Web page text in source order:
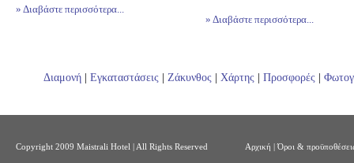
» Διαβάστε περισσότερα...
» Διαβάστε περισσότερα...
Διαμονή| Εγκαταστάσεις Ζάκυνθος Χάρτης Προσφορές
Copyright 2009 Maistrali Hotel | All Rights Reserved Αρχική |Όροι &